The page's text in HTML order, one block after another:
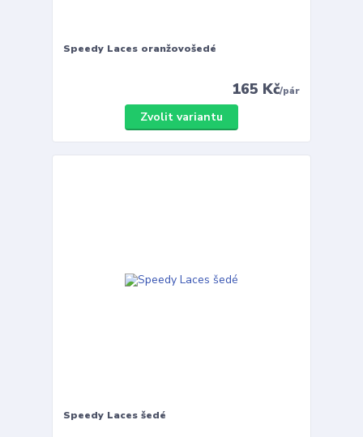
Speedy Laces oranžovošedé
165 Kč/pár
Zvolit variantu
Speedy Laces šedé